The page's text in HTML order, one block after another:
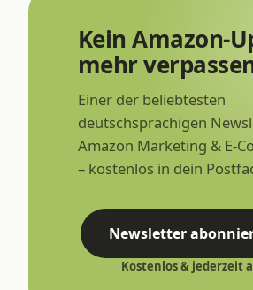
Kein Amazon-
mehr
Einer der beliebtesten
deutschsprachigen
Amazon Marketing & E-
– kostenlos in dein
Newsletter
Kostenlos & jederzeit